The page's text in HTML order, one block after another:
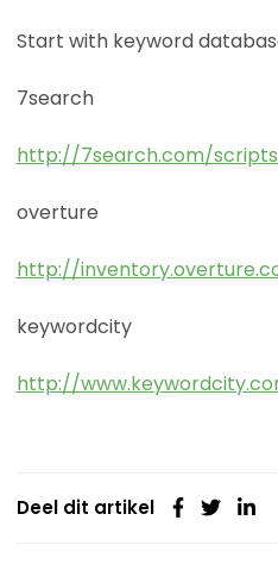
Start with keyword
7search
http://7search.com/
overture
http://
keywordcity
http://
Deel dit artikel